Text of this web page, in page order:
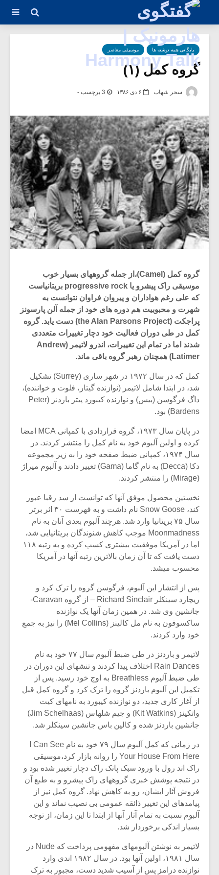
بایگانی همه نوشته ها موسیقی معاصر
گروه کمل (۱)
سحر شهاب ۶ دی ۱۳۸۶ 3 برچسب -
گروه کمل (Camel)،از جمله گروههای بسیار خوب
موسیقی راک پیشرو یا progressive rock بریتانیاست
که علی رغم هواداران و پیروان فراوان نتوانست به
شهرت و محبوبیت هم دوره های خود از جمله آلن پارسونز
پراجکت (the Alan Parsons Project) دست یابد. گروه
کمل در طی دوران فعالیت خود دچار تغییرات متعددی
شدند اما در تمام این تغییرات، اندرو لاتیمر (Andrew
Latimer) همچنان رهبر گروه باقی ماند.
کمل که در سال ۱۹۷۲ در شهر ساری (Surrey) تشکیل
شد، در ابتدا شامل لاتیمر (نوازنده گیتار، فلوت و خواننده)،
داگ فرگوسن (بیس) و نوازنده کیبورد پیتر باردنز (Peter
Bardens) بود.
در پایان سال ۱۹۷۳، گروه قراردادی با کمپانی MCA امضا
کرده و اولین آلبوم خود به نام کمل را منتشر کردند. در
سال ۱۹۷۴، کمپانی ضبط صفحه خود را به زیر مجموعه
دکا (Decca) به نام گاما (Gama) تغییر دادند و آلبوم میراژ
(Mirage) را منتشر کردند.
نخستین محصول موفق آنها که توانست از سد رقبا عبور
کند، Snow Goose نام داشت و به فهرست ۳۰ اثر برتر
سال ۷۵ بریتانیا وارد شد. هرچند آلبوم بعدی آنان به نام
Moonmadness موجب کاهش شنوندگان بریتانیایی شد،
اما در آمریکا موفقیت بیشتری کسب کرده و به رتبه ۱۱۸
دست یافت که تا آن زمان بالاترین رتبه آنها در آمریکا
محسوب میشد.
پس از انتشار این آلبوم، فرگوسن گروه را ترک کرد و
ریچارد سینکلر Richard Sinclair – از گروه Caravan-
جانشین وی شد. در همین زمان آنها یک نوازنده
ساکسوفون به نام مل کالینز (Mel Collins) را نیز به جمع
خود وارد کردند.
لاتیمر و باردنز در طی ضبط آلبوم سال ۷۷ خود به نام
Rain Dances اختلاف پیدا کردند و تنشهای این دوران در
طی ضبط آلبوم Breathless به اوج خود رسید. پس از
تکمیل این آلبوم باردنز گروه را ترک کرد و گروه کمل قبل
از آغاز کاری جدید، دو نوازنده کیبورد به نامهای کیت
واتکینز (Kit Watkins) و جیم شلهاس (Jim Schelhaas)
جانشین باردنز شده و کالین باس جانشین سینکلر شد.
در زمانی که کمل آلبوم سال ۷۹ خود به نام I Can See
Your House From Here را روانه بازار کرد،موسیقی
راک اند رول با ورود سبک پانک راک دچار تغییر شده بود و
در نتیجه پوشش خبری گروههای راک پیشرو و به طبع آن
فروش آثار ایشان، رو به کاهش نهاد. گروه کمل نیز از
پیامدهای این تغییر ذائقه عمومی بی نصیب نماند و این
آلبوم نسبت به تمام آثار آنها از ابتدا تا این زمان، از توجه
بسیار اندکی برخوردار شد.
لاتیمر به نوشتن آلبومهای مفهومی پرداخت که Nude در
سال ۱۹۸۱، اولین آنها بود. در سال ۱۹۸۲ اندی وارد
نوازنده درامز پس از آسیب شدید دست، مجبور به ترک
میکلوش روژا
متن فیلم «متری
شیش و نیم»
اگر نمی توانی
مشهورترین باشی،
بدنام ترین باش
برگزار
سکانسی